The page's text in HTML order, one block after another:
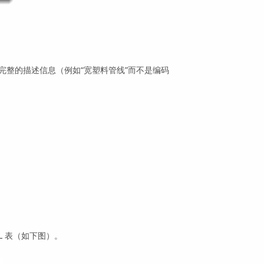
的描述信息（例如“宽塑料管线”而不是编码
（如下图）。